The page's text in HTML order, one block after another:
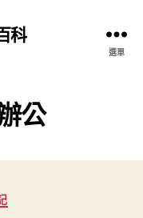
科
選單
公